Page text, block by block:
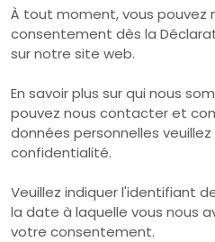
À tout moment, vous pouvez
consentement dès la
sur notre site web.
En savoir plus sur qui nous
pouvez nous contacter et
données personnelles
confidentialité.
Veuillez indiquer l'identifiant
la date à laquelle vous nous
votre consentement.